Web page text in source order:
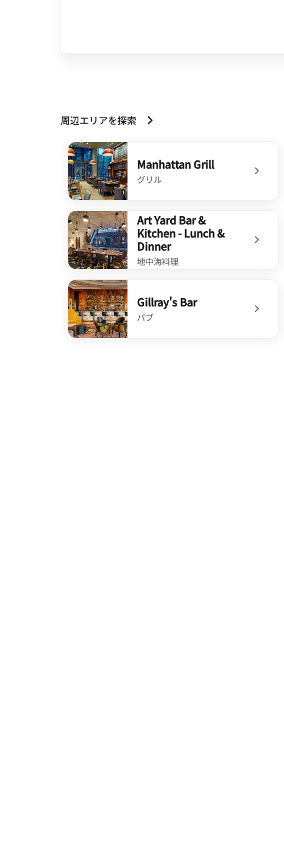
周辺エリアを探索
Manhattan Grill
グリル
undefined Manhattan Grill
Art Yard Bar &
Kitchen - Lunch &
Dinner
地中海料理
undefined Art Yard Bar & Kitchen - Lunch & Dinner
Gillray's Bar
パブ